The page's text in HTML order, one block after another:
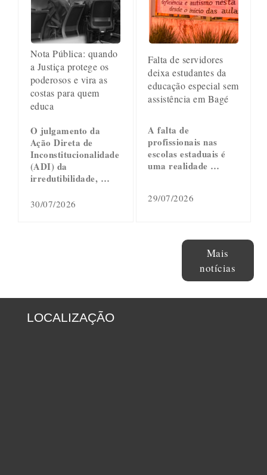
Nota Pública: quando
a Justiça protege os
poderosos e vira as
costas para quem
educa
O julgamento da
Ação Direta de
Inconstitucionalidade
(ADI) da
irredutibilidade, …
30/07/2026
Falta de servidores
deixa estudantes da
educação especial sem
assistência em Bagé
A falta de
profissionais nas
escolas estaduais é
uma realidade …
29/07/2026
Mais
notícias
LOCALIZAÇÃO